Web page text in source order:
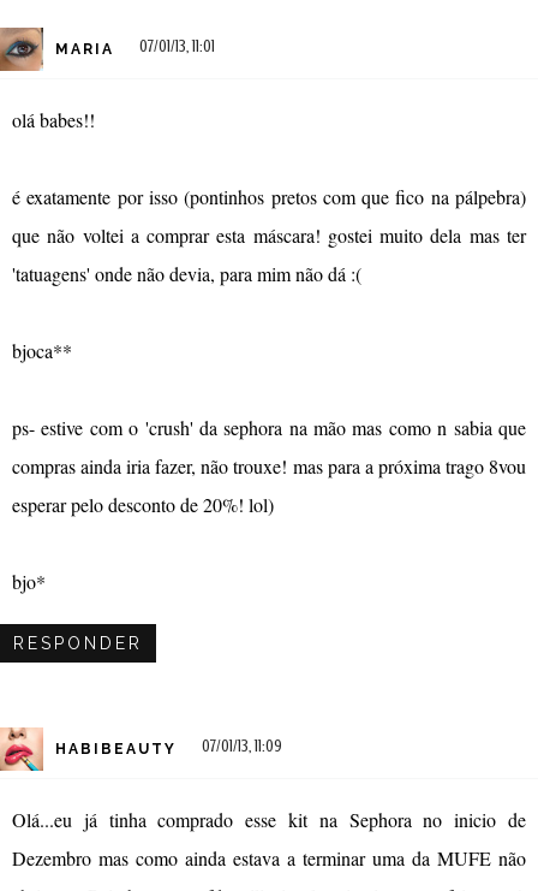
MARIA 07/01/13, 11:01
olá babes!!
é exatamente por isso (pontinhos pretos com que fico na pálpebra)
que não voltei a comprar esta máscara! gostei muito dela mas ter
'tatuagens' onde não devia, para mim não dá :(
bjoca**
ps- estive com o 'crush' da sephora na mão mas como n sabia que
compras ainda iria fazer, não trouxe! mas para a próxima trago 8vou
esperar pelo desconto de 20%! lol)
bjo*
RESPONDER
HABIBEAUTY 07/01/13, 11:09
Olá...eu já tinha comprado esse kit na Sephora no inicio de
Dezembro mas como ainda estava a terminar uma da MUFE não